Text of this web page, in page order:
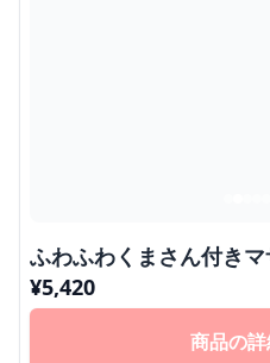
ふわふわくまさん付き
¥5,420
商品の